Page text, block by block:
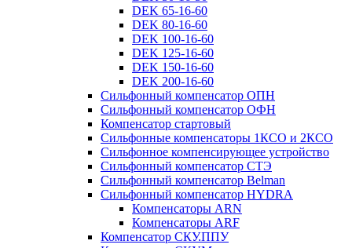
DEK 65-16-60
DEK 80-16-60
DEK 100-16-60
DEK 125-16-60
DEK 150-16-60
DEK 200-16-60
Сильфонный компенсатор ОПН
Сильфонный компенсатор ОФН
Компенсатор стартовый
Сильфонные компенсаторы 1КСО и 2КСО
Сильфонное компенсирующее устройство
Сильфонный компенсатор СТЭ
Сильфонный компенсатор Belman
Сильфонный компенсатор HYDRA
Компенсаторы ARN
Компенсаторы ARF
Компенсатор СКУ.ППУ